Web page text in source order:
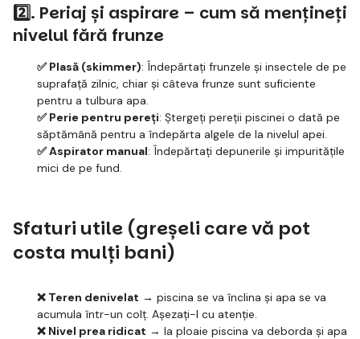
2️⃣. Periaj și aspirare – cum să mențineți
nivelul fără frunze
✅ Plasă (skimmer): Îndepărtați frunzele și insectele de pe
suprafață zilnic, chiar și câteva frunze sunt suficiente
pentru a tulbura apa.
✅ Perie pentru pereți: Ștergeți pereții piscinei o dată pe
săptămână pentru a îndepărta algele de la nivelul apei.
✅ Aspirator manual: Îndepărtați depunerile și impuritățile
mici de pe fund.
Sfaturi utile (greșeli care vă pot
costa mulți bani)
❌ Teren denivelat → piscina se va înclina și apa se va
acumula într-un colț. Așezați-l cu atenție.
❌ Nivel prea ridicat → la ploaie piscina va deborda și apa